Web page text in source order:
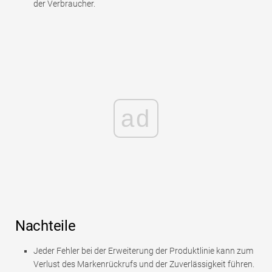
der Verbraucher.
ad
Nachteile
Jeder Fehler bei der Erweiterung der Produktlinie kann zum
Verlust des Markenrückrufs und der Zuverlässigkeit führen.